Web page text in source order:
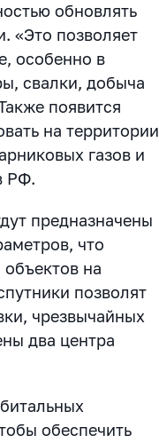
обновлять
«Это позволяет
особенно в
свалки, добыча
появится
на территории
газов и
РФ.
предназначены
что
объектов на
позволят
чрезвычайных
два центра
обеспечить